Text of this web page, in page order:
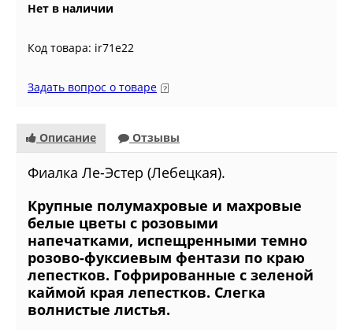
Нет в наличии
Код товара: ir71e22
Задать вопрос о товаре
Описание Отзывы
Фиалка Ле-Эстер (Лебецкая).
Крупные полумахровые и махровые
белые цветы с розовыми
напечатками, испещренными темно
розово-фуксиевым фентази по краю
лепестков. Гофрированные с зеленой
каймой края лепестков. Слегка
волнистые листья.